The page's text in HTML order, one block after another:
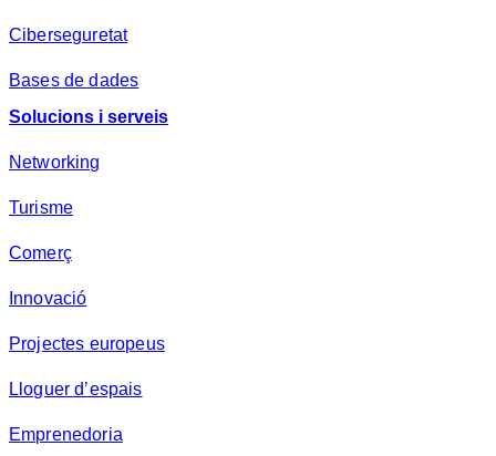
Ciberseguretat
Bases de dades
Solucions i serveis
Networking
Turisme
Comerç
Innovació
Projectes europeus
Lloguer d’espais
Emprenedoria